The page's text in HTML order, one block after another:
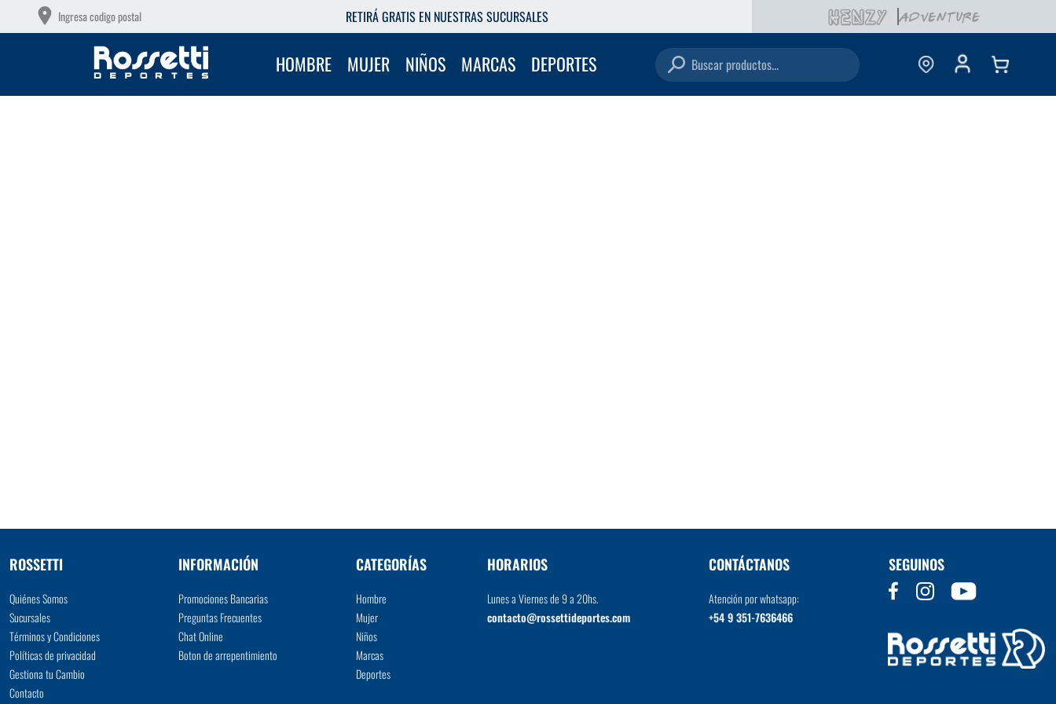
Ingresa codigo postal
SIN INTERÉS CON TU DEBITO RETIRÁ GRATIS EN NUESTRAS SUCURSALES
HOMBRE MUJER NIÑOS MARCAS DEPORTES Buscar productos...
ROSSETTI
Quiénes Somos
Sucursales
Términos y Condiciones
Políticas de privacidad
Gestiona tu Cambio
Contacto
INFORMACIÓN
Promociones Bancarias
Preguntas Frecuentes
Chat Online
Boton de arrepentimiento
CATEGORÍAS
Hombre
Mujer
Niños
Marcas
Deportes
HORARIOS
Lunes a Viernes de 9 a 20hs.
contacto@rossettideportes.com
CONTÁCTANOS
Atención por whatsapp:
+54 9 351-7636466
SEGUINOS